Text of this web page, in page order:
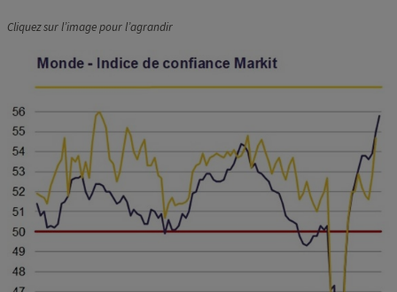
Cliquez sur l’image pour l’agrandir